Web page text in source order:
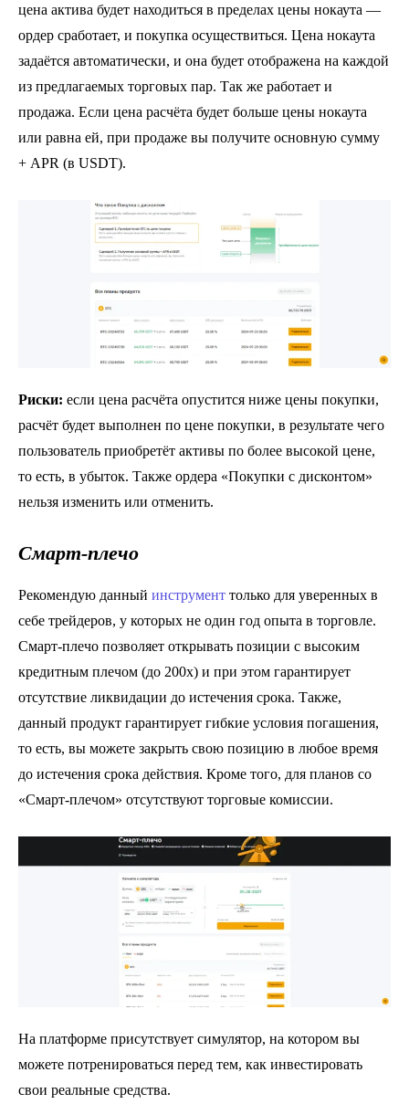
цена актива будет находиться в пределах цены нокаута —
ордер сработает, и покупка осуществиться. Цена нокаута
задаётся автоматически, и она будет отображена на каждой
из предлагаемых торговых пар. Так же работает и
продажа. Если цена расчёта будет больше цены нокаута
или равна ей, при продаже вы получите основную сумму
+ APR (в USDT).
Риски: если цена расчёта опустится ниже цены покупки,
расчёт будет выполнен по цене покупки, в результате чего
пользователь приобретёт активы по более высокой цене,
то есть, в убыток. Также ордера «Покупки с дисконтом»
нельзя изменить или отменить.
Смарт-плечо
Рекомендую данный инструмент только для уверенных в
себе трейдеров, у которых не один год опыта в торговле.
Смарт-плечо позволяет открывать позиции с высоким
кредитным плечом (до 200x) и при этом гарантирует
отсутствие ликвидации до истечения срока. Также,
данный продукт гарантирует гибкие условия погашения,
то есть, вы можете закрыть свою позицию в любое время
до истечения срока действия. Кроме того, для планов со
«Смарт-плечом» отсутствуют торговые комиссии.
На платформе присутствует симулятор, на котором вы
можете потренироваться перед тем, как инвестировать
свои реальные средства.